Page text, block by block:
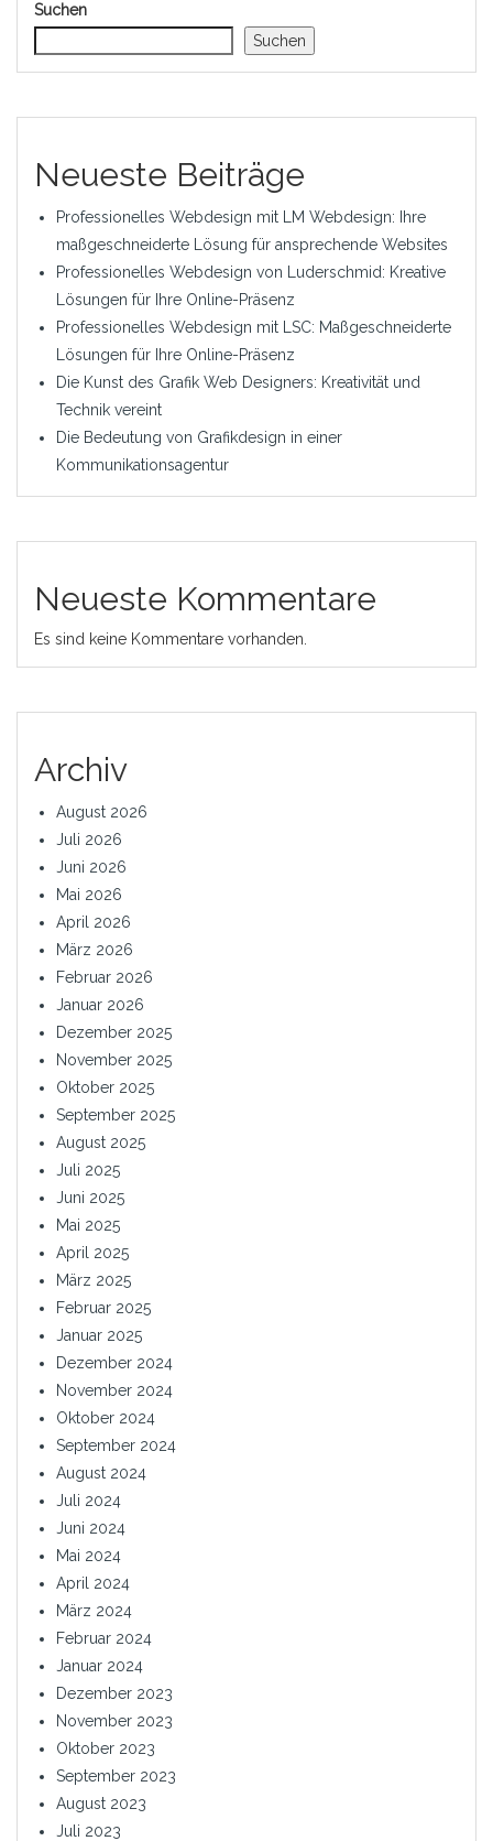
Suchen
Suchen
Neueste Beiträge
Professionelles Webdesign mit LM Webdesign: Ihre
maßgeschneiderte Lösung für ansprechende Websites
Professionelles Webdesign von Luderschmid: Kreative
Lösungen für Ihre Online-Präsenz
Professionelles Webdesign mit LSC: Maßgeschneiderte
Lösungen für Ihre Online-Präsenz
Die Kunst des Grafik Web Designers: Kreativität und
Technik vereint
Die Bedeutung von Grafikdesign in einer
Kommunikationsagentur
Neueste Kommentare
Es sind keine Kommentare vorhanden.
Archiv
August 2026
Juli 2026
Juni 2026
Mai 2026
April 2026
März 2026
Februar 2026
Januar 2026
Dezember 2025
November 2025
Oktober 2025
September 2025
August 2025
Juli 2025
Juni 2025
Mai 2025
April 2025
März 2025
Februar 2025
Januar 2025
Dezember 2024
November 2024
Oktober 2024
September 2024
August 2024
Juli 2024
Juni 2024
Mai 2024
April 2024
März 2024
Februar 2024
Januar 2024
Dezember 2023
November 2023
Oktober 2023
September 2023
August 2023
Juli 2023